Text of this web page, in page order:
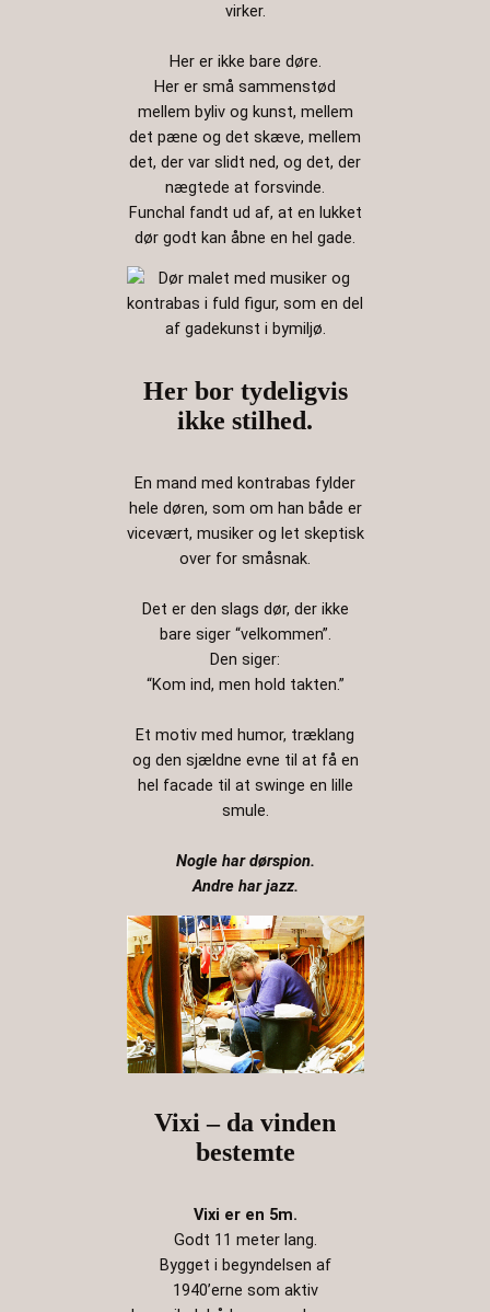
virker.
Her er ikke bare døre.
Her er små sammenstød
mellem byliv og kunst, mellem
det pæne og det skæve, mellem
det, der var slidt ned, og det, der
nægtede at forsvinde.
Funchal fandt ud af, at en lukket
dør godt kan åbne en hel gade.
Her bor tydeligvis
ikke stilhed.
En mand med kontrabas fylder
hele døren, som om han både er
vicevært, musiker og let skeptisk
over for småsnak.
Det er den slags dør, der ikke
bare siger “velkommen”.
Den siger:
“Kom ind, men hold takten.”
Et motiv med humor, træklang
og den sjældne evne til at få en
hel facade til at swinge en lille
smule.
Nogle har dørspion.
Andre har jazz.
Vixi – da vinden
bestemte
Vixi er en 5m.
Godt 11 meter lang.
Bygget i begyndelsen af
1940’erne som aktiv